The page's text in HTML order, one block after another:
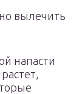
вылечить
напасти